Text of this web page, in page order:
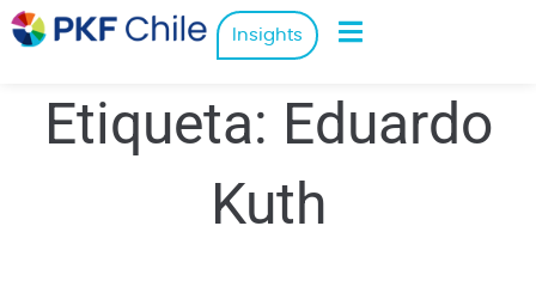
Insights
Etiqueta: Eduardo
Kuth